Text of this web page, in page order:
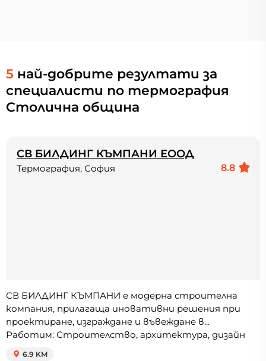
5 най-добрите резултати за
специалисти по термография
Столична община
СВ БИЛДИНГ КЪМПАНИ ЕООД
8.8
Термография, София
СВ БИЛДИНГ КЪМПАНИ е модерна строителна
компания, прилагаща иновативни решения при
проектиране, изграждане и въвеждане в...
Работим: Строителство, архитектура, дизайн
6.9 KM